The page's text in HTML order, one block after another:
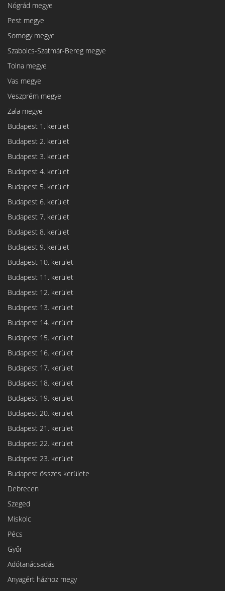
Nógrád megye
Pest megye
Somogy megye
Szabolcs-Szatmár-Bereg megye
Tolna megye
Vas megye
Veszprém megye
Zala megye
Budapest 1. kerület
Budapest 2. kerület
Budapest 3. kerület
Budapest 4. kerület
Budapest 5. kerület
Budapest 6. kerület
Budapest 7. kerület
Budapest 8. kerület
Budapest 9. kerület
Budapest 10. kerület
Budapest 11. kerület
Budapest 12. kerület
Budapest 13. kerület
Budapest 14. kerület
Budapest 15. kerület
Budapest 16. kerület
Budapest 17. kerület
Budapest 18. kerület
Budapest 19. kerület
Budapest 20. kerület
Budapest 21. kerület
Budapest 22. kerület
Budapest 23. kerület
Budapest összes kerülete
Debrecen
Szeged
Miskolc
Pécs
Győr
Adótanácsadás
Anyagért házhoz megy